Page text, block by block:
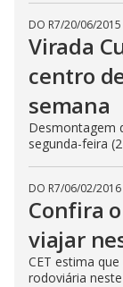
DO R7/20/06/2015
Virada
centro
semana
Desmontagem
segunda-feira
DO R7/06/02/2016
Confira
viajar
CET estima
rodoviária